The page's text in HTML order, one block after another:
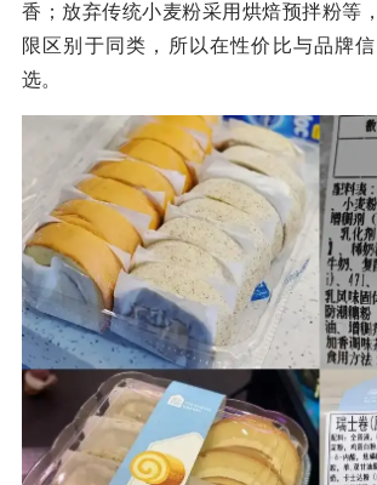
香；放弃传统小麦粉采用烘焙预拌粉等
限区别于同类，所以在性价比与品牌
选。